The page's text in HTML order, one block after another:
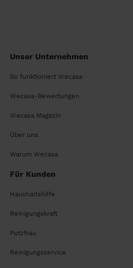
Unser Unternehmen
So funktioniert Wecasa
Wecasa-Bewertungen
Wecasa Magazin
Über uns
Warum Wecasa
Für Kunden
Haushaltshilfe
Reinigungskraft
Putzfrau
Reinigungsservice